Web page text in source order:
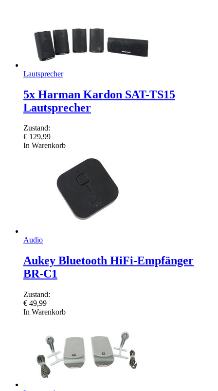
Lautsprecher
5x Harman Kardon SAT-TS15
Lautsprecher
Zustand:
€ 129,99
In Warenkorb
Audio
Aukey Bluetooth HiFi-Empfänger
BR-C1
Zustand:
€ 49,99
In Warenkorb